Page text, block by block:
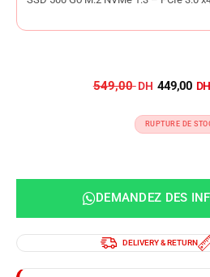
549,00 449,00
RUPTURE DE
DEMANDEZ DES
DELIVERY & RETURN